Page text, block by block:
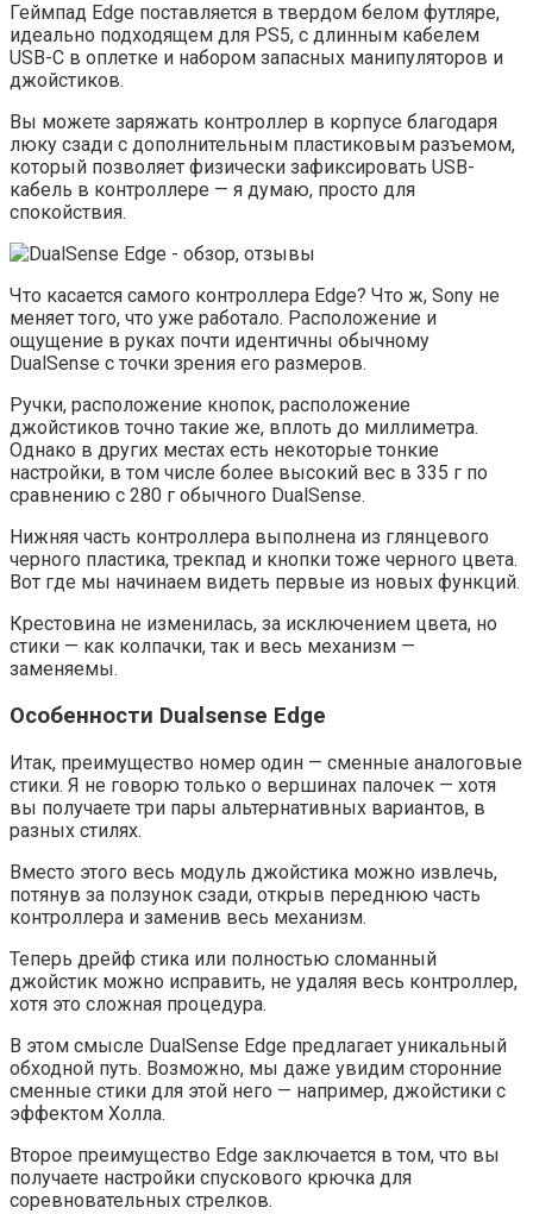
Геймпад Edge поставляется в твердом белом футляре,
идеально подходящем для PS5, с длинным кабелем
USB-C в оплетке и набором запасных манипуляторов и
джойстиков.
Вы можете заряжать контроллер в корпусе благодаря
люку сзади с дополнительным пластиковым разъемом,
который позволяет физически зафиксировать USB-
кабель в контроллере — я думаю, просто для
спокойствия.
Что касается самого контроллера Edge? Что ж, Sony не
меняет того, что уже работало. Расположение и
ощущение в руках почти идентичны обычному
DualSense с точки зрения его размеров.
Ручки, расположение кнопок, расположение
джойстиков точно такие же, вплоть до миллиметра.
Однако в других местах есть некоторые тонкие
настройки, в том числе более высокий вес в 335 г по
сравнению с 280 г обычного DualSense.
Нижняя часть контроллера выполнена из глянцевого
черного пластика, трекпад и кнопки тоже черного цвета.
Вот где мы начинаем видеть первые из новых функций.
Крестовина не изменилась, за исключением цвета, но
стики — как колпачки, так и весь механизм —
заменяемы.
Особенности Dualsense Edge
Итак, преимущество номер один — сменные аналоговые
стики. Я не говорю только о вершинах палочек — хотя
вы получаете три пары альтернативных вариантов, в
разных стилях.
Вместо этого весь модуль джойстика можно извлечь,
потянув за ползунок сзади, открыв переднюю часть
контроллера и заменив весь механизм.
Теперь дрейф стика или полностью сломанный
джойстик можно исправить, не удаляя весь контроллер,
хотя это сложная процедура.
В этом смысле DualSense Edge предлагает уникальный
обходной путь. Возможно, мы даже увидим сторонние
сменные стики для этой него — например, джойстики с
эффектом Холла.
Второе преимущество Edge заключается в том, что вы
получаете настройки спускового крючка для
соревновательных стрелков.